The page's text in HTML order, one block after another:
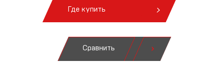
Где купить
Сравнить